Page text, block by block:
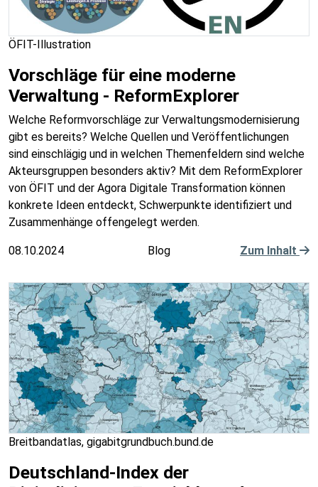
ÖFIT-Illustration
Vorschläge für eine moderne
Verwaltung - ReformExplorer
Welche Reformvorschläge zur Verwaltungsmodernisierung
gibt es bereits? Welche Quellen und Veröffentlichungen
sind einschlägig und in welchen Themenfeldern sind welche
Akteursgruppen besonders aktiv? Mit dem ReformExplorer
von ÖFIT und der Agora Digitale Transformation können
konkrete Ideen entdeckt, Schwerpunkte identifiziert und
Zusammenhänge offengelegt werden.
08.10.2024 Blog Zum Inhalt
Breitbandatlas, gigabitgrundbuch.bund.de
Deutschland-Index der